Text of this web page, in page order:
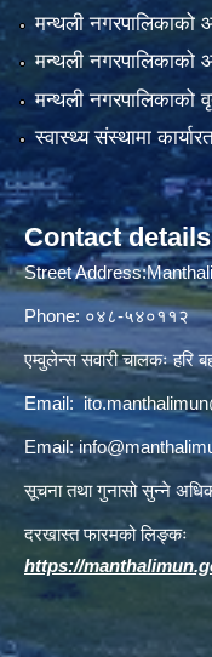
मन्थली नगरपालिकाको
मन्थली
मन्थली नगरपालिकाको
स्वास्थ्य संस्थामा
Contact details
Street
Phone: ०४८-५४०११२
एम्वुलेन्स सवारी चालकः
Email:
Email:
सूचना तथा गुनासो सुन्ने
दरखास्त फारमको लिङ्कः
https://